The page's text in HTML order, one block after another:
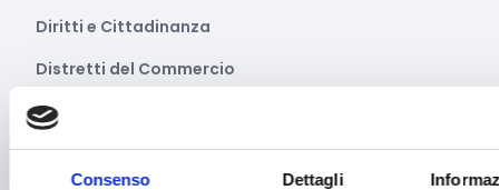
Consenso Dettagli
Diritti e Cittadinanza
Distretti del Commercio
E-commerce
Economia circolare